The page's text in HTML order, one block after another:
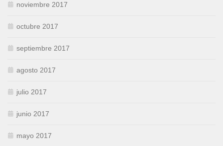
noviembre 2017
octubre 2017
septiembre 2017
agosto 2017
julio 2017
junio 2017
mayo 2017